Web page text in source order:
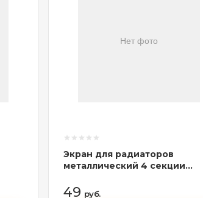
Экран для радиаторов
металлический 4 секции
49 руб.